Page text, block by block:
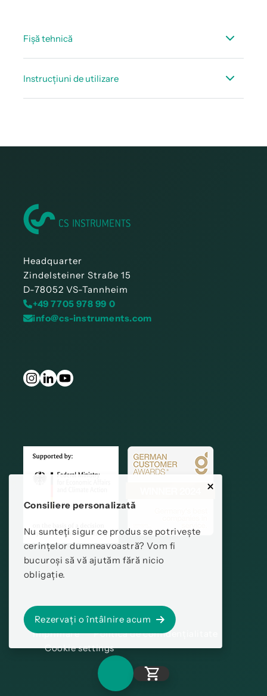
Fișă tehnică
Instrucțiuni de utilizare
Consiliere personalizată
Nu sunteți sigur ce produs se potrivește
cerințelor dumneavoastră? Vom fi
bucuroși să vă ajutăm fără nicio
obligație.
Rezervați o întâlnire acum
Headquarter
Zindelsteiner Straße 15
D-78052 VS-Tannheim
+49 7705 978 99 0
info@cs-instruments.com
Imprimare
Politica de confidențialitate
Cookie settings